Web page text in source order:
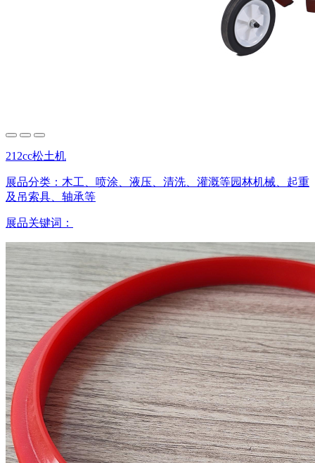
212cc松土机
展品分类： 木工、喷涂、液压、清洗、灌溉等园林机械、起重
及吊索具、轴承等
展品关键词：